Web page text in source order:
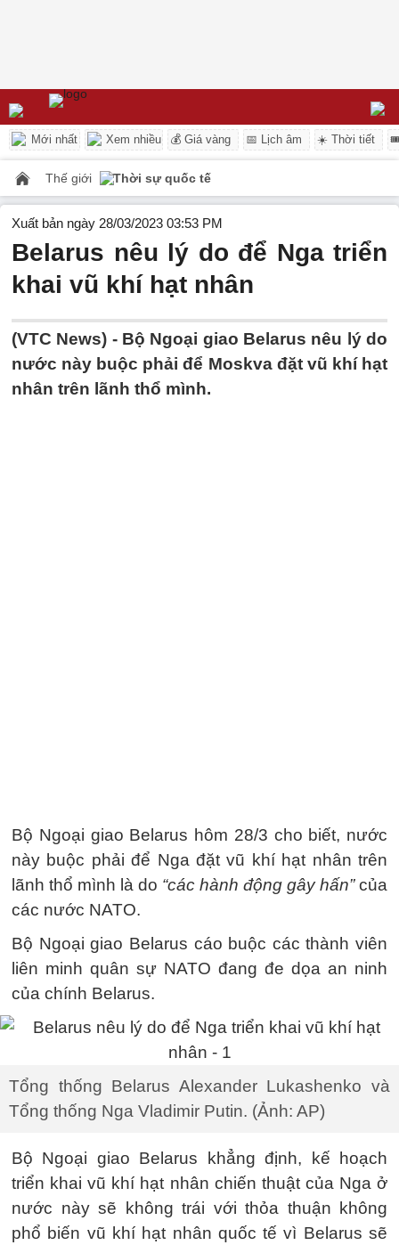
Mới nhất Xem nhiều 💰 Giá vàng 📅 Lịch âm ☀️ Thời tiết
Thế giới Thời sự quốc tế
Xuất bản ngày 28/03/2023 03:53 PM
Belarus nêu lý do để Nga triển
khai vũ khí hạt nhân
(VTC News) - Bộ Ngoại giao Belarus nêu lý do
nước này buộc phải để Moskva đặt vũ khí hạt
nhân trên lãnh thổ mình.
Bộ Ngoại giao Belarus hôm 28/3 cho biết, nước
này buộc phải để Nga đặt vũ khí hạt nhân trên
lãnh thổ mình là do “các hành động gây hấn”của
các nước NATO.
Bộ Ngoại giao Belarus cáo buộc các thành viên
liên minh quân sự NATO đang đe dọa an ninh
của chính Belarus.
Tổng thống Belarus Alexander Lukashenko và
Tổng thống Nga Vladimir Putin. (Ảnh: AP)
Bộ Ngoại giao Belarus khẳng định, kế hoạch
triển khai vũ khí hạt nhân chiến thuật của Nga ở
nước này sẽ không trái với thỏa thuận không
phổ biến vũ khí hạt nhân quốc tế vì Belarus sẽ